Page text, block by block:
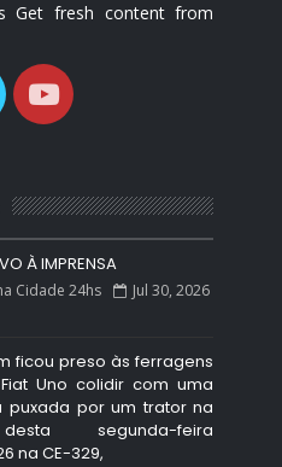
Get fresh content from
À IMPRENSA
Cidade 24hs Jul 30, 2026
ficou preso às ferragens
Uno colidir com uma
puxada por um trator na
segunda-feira
na CE-329,